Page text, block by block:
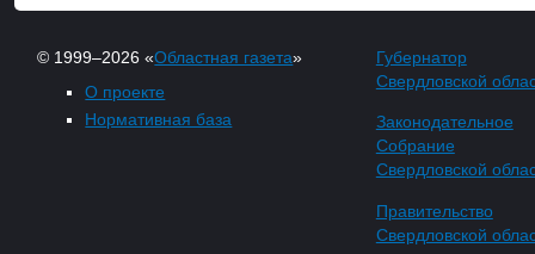
© 1999–2026 «Областная газета»
О проекте
Нормативная база
Губернатор
Свердловской
Законодательное
Собрание
Свердловской
Правительство
Свердловской